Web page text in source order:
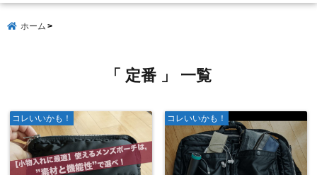
ホーム
「 定番 」 一覧
コレいいかも！ コレいいかも！